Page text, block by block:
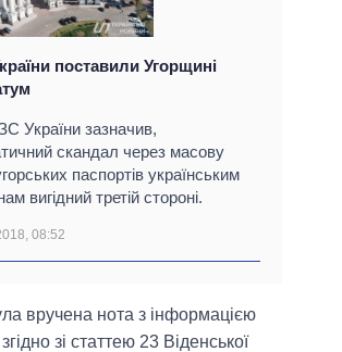
поставили Угорщині
України зазначив,
скандал через масову
паспортів українським
вигідний третій стороні.
08:52
вручена нота з інформацією
зі статтею 23 Віденської